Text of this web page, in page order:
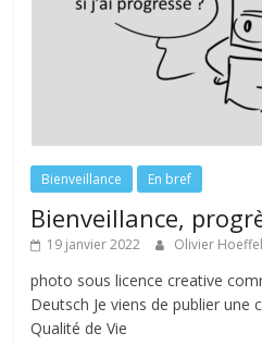
Bienveillance En bref
Bienveillance,
19 janvier 2022 Olivier Hoeffel
photo sous licence creative
Deutsch Je viens de publier une
Qualité de Vie